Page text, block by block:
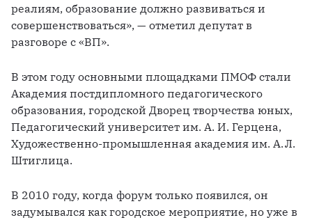
реалиям, образование должно развиваться и
совершенствоваться», — отметил депутат в
разговоре с «ВП».
В этом году основными площадками ПМОФ стали
Академия постдипломного педагогического
образования, городской Дворец творчества юных,
Педагогический университет им. А. И. Герцена,
Художественно-промышленная академия им. А. Л.
Штиглица.
В 2010 году, когда форум только появился, он
задумывался как городское мероприятие, но уже в